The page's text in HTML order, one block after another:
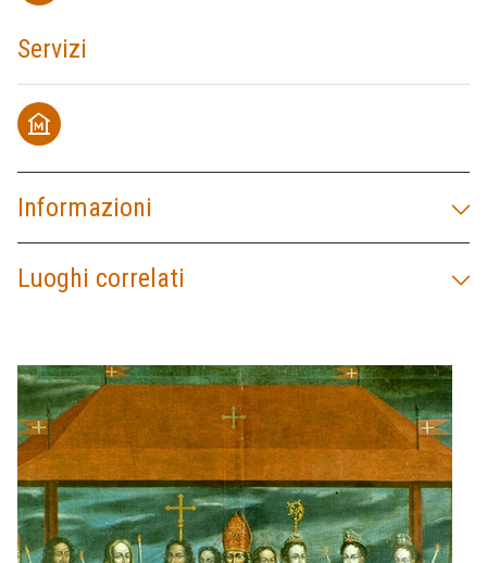
Servizi
museum
Informazioni
Luoghi correlati